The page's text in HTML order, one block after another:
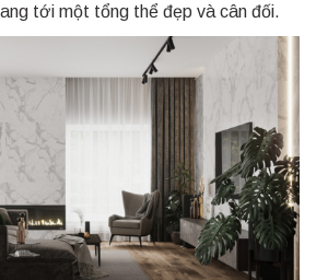
tới một tổng thể đẹp và cân đối.